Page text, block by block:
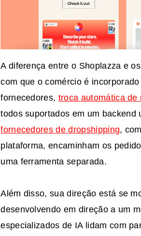
A diferença entre o Shoplazza e
com que o comércio é
fornecedores, troca automática de
todos suportados em um backend
fornecedores de dropshipping,
plataforma, encaminham os
uma ferramenta separada.
Além disso, sua direção está se
desenvolvendo em direção a um
especializados de IA lidam com